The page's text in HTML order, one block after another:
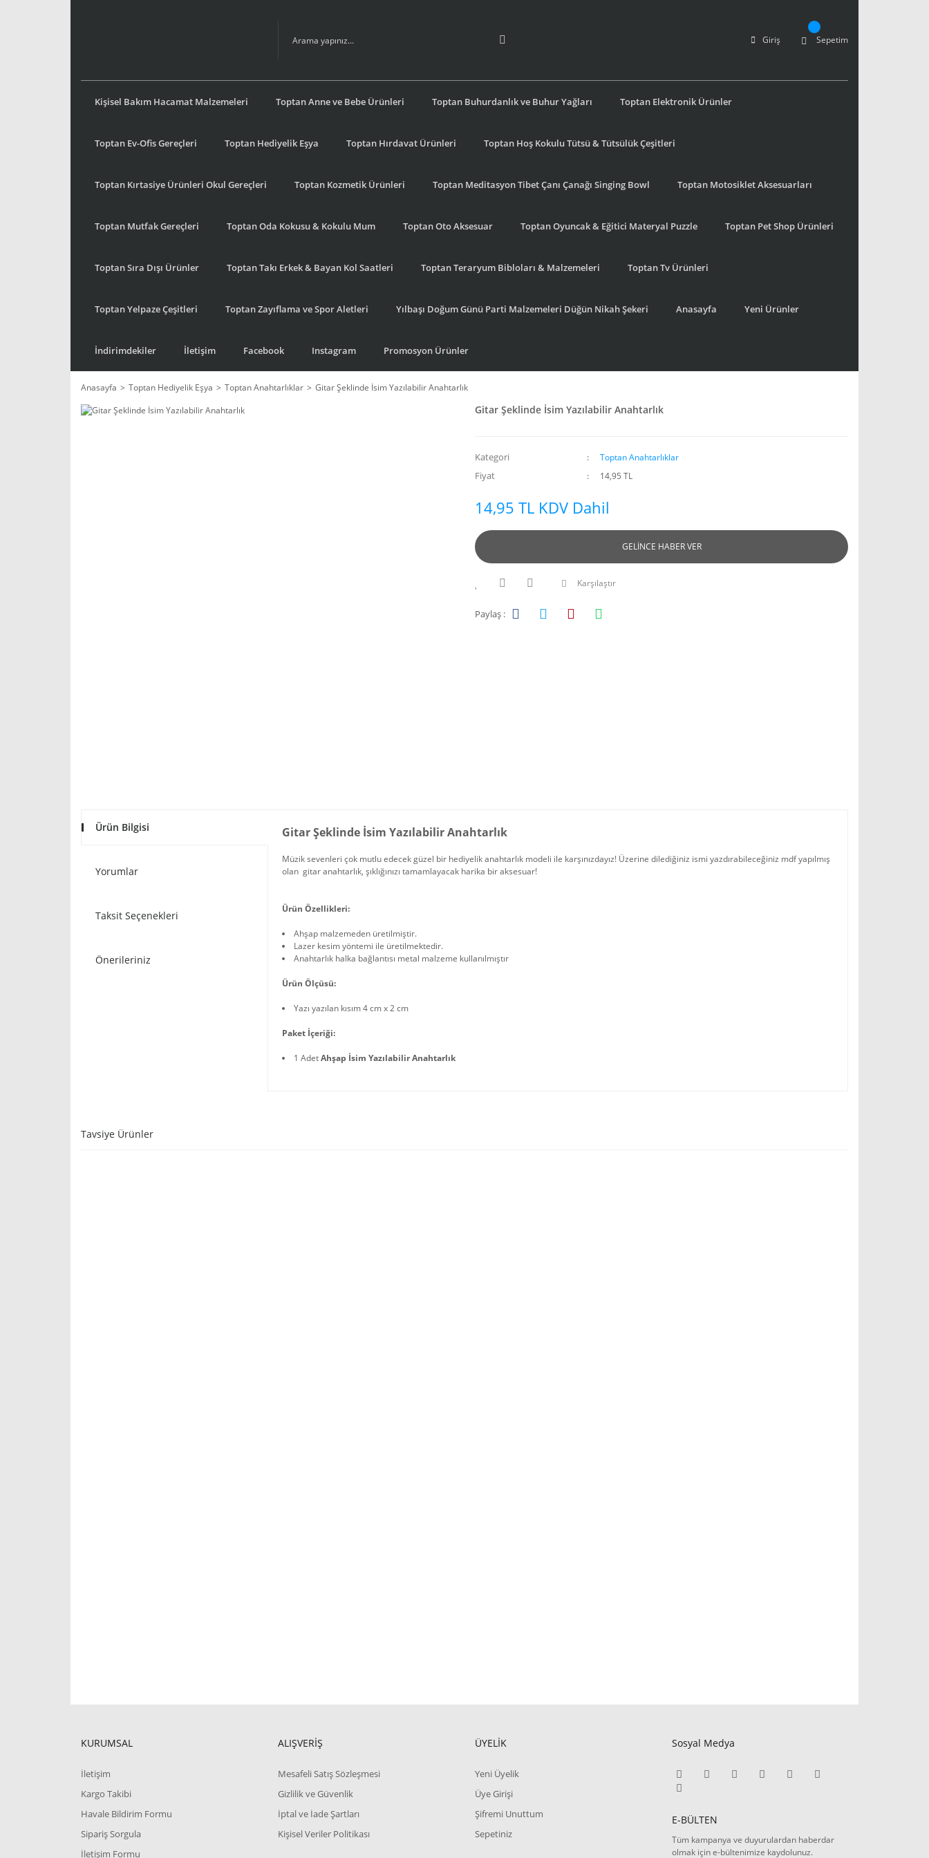
Giriş Sepetim
Kişisel Bakım Hacamat Malzemeleri Toptan Anne ve Bebe Ürünleri Toptan Buhurdanlık ve Buhur Yağları Toptan Elektronik Ürünler
Toptan Ev-Ofis Gereçleri Toptan Hediyelik Eşya Toptan Hırdavat Ürünleri Toptan Hoş Kokulu Tütsü & Tütsülük Çeşitleri
Toptan Kırtasiye Ürünleri Okul Gereçleri Toptan Kozmetik Ürünleri Toptan Meditasyon Tibet Çanı Çanağı Singing Bowl Toptan Motosiklet Aksesuarları
Toptan Mutfak Gereçleri Toptan Oda Kokusu & Kokulu Mum Toptan Oto Aksesuar Toptan Oyuncak & Eğitici Materyal Puzzle Toptan Pet Shop Ürünleri
Toptan Sıra Dışı Ürünler Toptan Takı Erkek & Bayan Kol Saatleri Toptan Teraryum Bibloları & Malzemeleri Toptan Tv Ürünleri
Toptan Yelpaze Çeşitleri Toptan Zayıflama ve Spor Aletleri Yılbaşı Doğum Günü Parti Malzemeleri Düğün Nikah Şekeri Anasayfa Yeni Ürünler
İndirimdekiler İletişim Facebook Instagram Promosyon Ürünler
Anasayfa Toptan Hediyelik Eşya Toptan Anahtarlıklar Gitar Şeklinde İsim Yazılabilir Anahtarlık
Gitar Şeklinde İsim Yazılabilir Anahtarlık
Kategori Toptan Anahtarlıklar
Fiyat 14,95 TL
14,95 TL KDV Dahil
GELİNCE HABER VER
Karşılaştır
Paylaş :
Ürün Bilgisi
Yorumlar
Taksit Seçenekleri
Önerileriniz
Gitar Şeklinde İsim Yazılabilir Anahtarlık
Müzik sevenleri çok mutlu edecek güzel bir hediyelik anahtarlık modeli ile karşınızdayız! Üzerine dilediğiniz ismi yazdırabileceğiniz mdf yapılmış
olan gitar anahtarlık, şıklığınızı tamamlayacak harika bir aksesuar!
Ürün Özellikleri:
Ahşap malzemeden üretilmiştir.
Lazer kesim yöntemi ile üretilmektedir.
Anahtarlık halka bağlantısı metal malzeme kullanılmıştır
Ürün Ölçüsü:
Yazı yazılan kısım 4 cm x 2 cm
Paket İçeriği:
1 AdetAhşap İsim Yazılabilir Anahtarlık
Tavsiye Ürünler
KURUMSAL
İletişim
Kargo Takibi
Havale Bildirim Formu
Sipariş Sorgula
İletişim Formu
ALIŞVERİŞ
Mesafeli Satış Sözleşmesi
Gizlilik ve Güvenlik
İptal ve İade Şartları
Kişisel Veriler Politikası
ÜYELİK
Yeni Üyelik
Üye Girişi
Şifremi Unuttum
Sepetiniz
Sosyal Medya
E-BÜLTEN
Tüm kampanya ve duyurulardan haberdar
olmak için e-bültenimize kaydolunuz.